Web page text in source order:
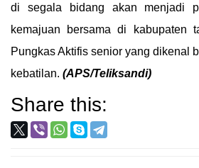
di segala bidang akan menjadi
kemajuan bersama di kabupaten
Pungkas Aktifis senior yang dikenal
kebatilan. (APS/Teliksandi)
Share this: